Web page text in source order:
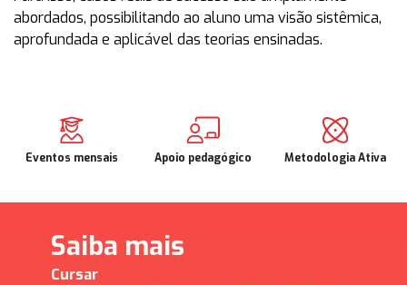
abordados, possibilitando ao aluno uma visão sistêmica,
aprofundada e aplicável das teorias ensinadas.
Eventos mensais Apoio pedagógico Metodologia Ativa
Saiba mais
Cursar